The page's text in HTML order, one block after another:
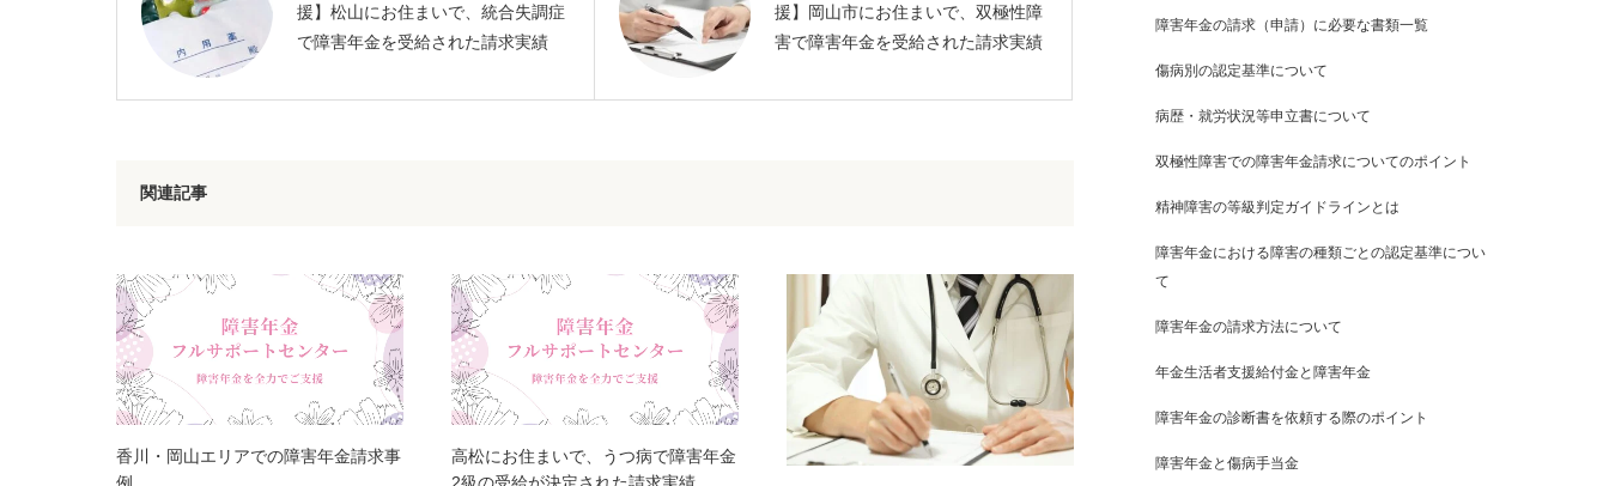
援】松山にお住まいで、統合失調症
で障害年金を受給された請求実績
援】岡山市にお住まいで、双極性障
害で障害年金を受給された請求実績
関連記事
香川・岡山エリアでの障害年金請求事
例
高松にお住まいで、うつ病で障害年金
2級の受給が決定された請求実績
障害年金の請求（申請）に必要な書類一覧
傷病別の認定基準について
病歴・就労状況等申立書について
双極性障害での障害年金請求についてのポイント
精神障害の等級判定ガイドラインとは
障害年金における障害の種類ごとの認定基準につい
て
障害年金の請求方法について
年金生活者支援給付金と障害年金
障害年金の診断書を依頼する際のポイント
障害年金と傷病手当金